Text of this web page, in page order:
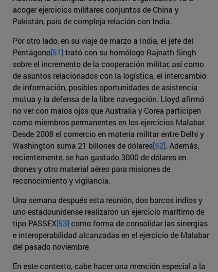
acoger ejercicios militares conjuntos de China y
Pakistán, país de compleja relación con India.
Por otro lado, en su viaje de marzo a India, el jefe del
Pentágono[51] trató con su homólogo Rajnath Singh
sobre el incremento de la cooperación militar, así como
de asuntos relacionados con la logística, el intercambio
de información, posibles oportunidades de asistencia
mutua y la defensa de la libre navegación. Lloyd afirmó
no ver con malos ojos que Australia y Corea participen
como miembros permanentes en los ejercicios Malabar.
Desde 2008 el comercio en materia militar entre Delhi y
Washington suma 21 billones de dólares[52]. Además,
recientemente, se han gastado 3000 de dólares en
drones y otro material aéreo para misiones de
reconocimiento y vigilancia.
Una semana después esta reunión, dos barcos indios y
uno estadounidense realizaron un ejercicio marítimo de
tipo PASSEX[53] como forma de consolidar las sinergias
e interoperabilidad alcanzadas en el ejercicio de Malabar
del pasado noviembre.
En este contexto, cabe hacer una mención especial a la